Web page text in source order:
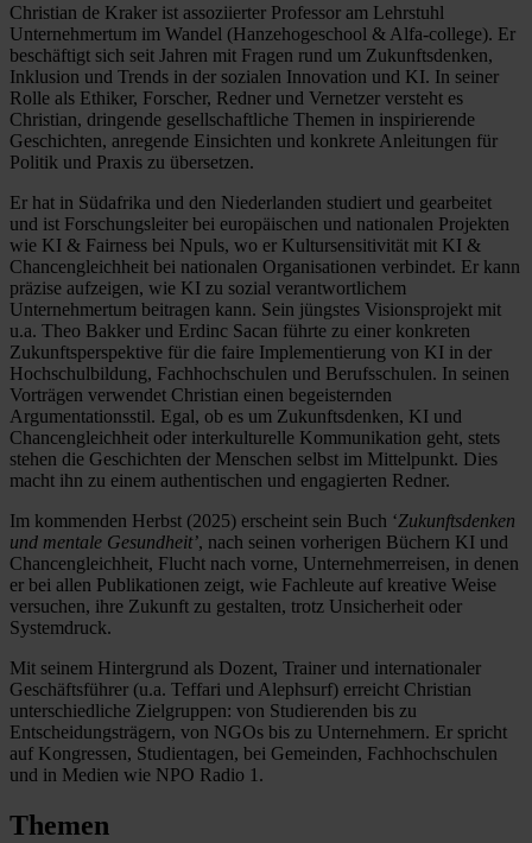
Christian de Kraker ist assoziierter Professor am Lehrstuhl
Unternehmertum im Wandel (Hanzehogeschool & Alfa-college). Er
beschäftigt sich seit Jahren mit Fragen rund um Zukunftsdenken,
Inklusion und Trends in der sozialen Innovation und KI. In seiner
Rolle als Ethiker, Forscher, Redner und Vernetzer versteht es
Christian, dringende gesellschaftliche Themen in inspirierende
Geschichten, anregende Einsichten und konkrete Anleitungen für
Politik und Praxis zu übersetzen.
Er hat in Südafrika und den Niederlanden studiert und gearbeitet
und ist Forschungsleiter bei europäischen und nationalen Projekten
wie KI & Fairness bei Npuls, wo er Kultursensitivität mit KI &
Chancengleichheit bei nationalen Organisationen verbindet. Er kann
präzise aufzeigen, wie KI zu sozial verantwortlichem
Unternehmertum beitragen kann. Sein jüngstes Visionsprojekt mit
u.a. Theo Bakker und Erdinc Sacan führte zu einer konkreten
Zukunftsperspektive für die faire Implementierung von KI in der
Hochschulbildung, Fachhochschulen und Berufsschulen. In seinen
Vorträgen verwendet Christian einen begeisternden
Argumentationsstil. Egal, ob es um Zukunftsdenken, KI und
Chancengleichheit oder interkulturelle Kommunikation geht, stets
stehen die Geschichten der Menschen selbst im Mittelpunkt. Dies
macht ihn zu einem authentischen und engagierten Redner.
Im kommenden Herbst (2025) erscheint sein Buch ‘Zukunftsdenken
und mentale Gesundheit’, nach seinen vorherigen Büchern KI und
Chancengleichheit, Flucht nach vorne, Unternehmerreisen, in denen
er bei allen Publikationen zeigt, wie Fachleute auf kreative Weise
versuchen, ihre Zukunft zu gestalten, trotz Unsicherheit oder
Systemdruck.
Mit seinem Hintergrund als Dozent, Trainer und internationaler
Geschäftsführer (u.a. Teffari und Alephsurf) erreicht Christian
unterschiedliche Zielgruppen: von Studierenden bis zu
Entscheidungsträgern, von NGOs bis zu Unternehmern. Er spricht
auf Kongressen, Studientagen, bei Gemeinden, Fachhochschulen
und in Medien wie NPO Radio 1.
Themen